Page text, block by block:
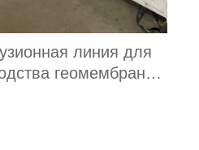
линия для
геомембраны/